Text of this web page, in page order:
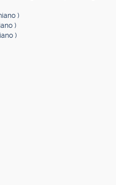
)
)
)